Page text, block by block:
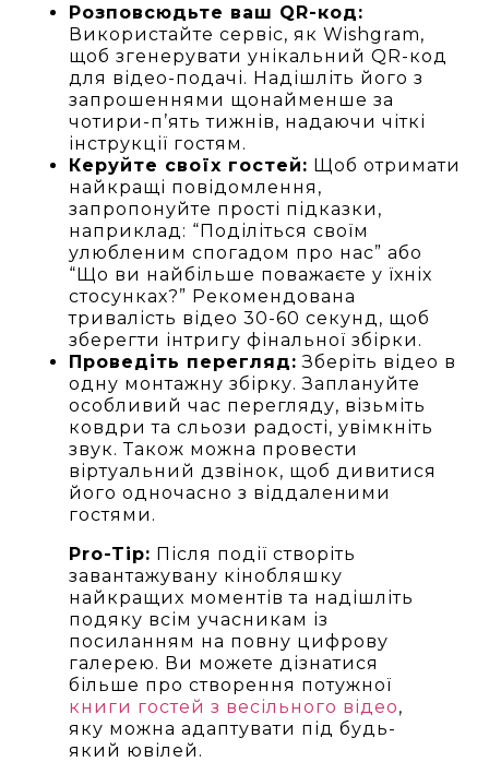
Розповсюдьте ваш QR-код:
Використайте сервіс, як Wishgram,
щоб згенерувати унікальний QR-код
для відео-подачі. Надішліть його з
запрошеннями щонайменше за
чотири-п’ять тижнів, надаючи чіткі
інструкції гостям.
Керуйте своїх гостей: Щоб отримати
найкращі повідомлення,
запропонуйте прості підказки,
наприклад: “Поділіться своїм
улюбленим спогадом про нас” або
“Що ви найбільше поважаєте у їхніх
стосунках?” Рекомендована
тривалість відео 30-60 секунд, щоб
зберегти інтригу фінальної збірки.
Проведіть перегляд: Зберіть відео в
одну монтажну збірку. Заплануйте
особливий час перегляду, візьміть
ковдри та сльози радості, увімкніть
звук. Також можна провести
віртуальний дзвінок, щоб дивитися
його одночасно з віддаленими
гостями.
Pro-Tip: Після події створіть
завантажувану кінобляшку
найкращих моментів та надішліть
подяку всім учасникам із
посиланням на повну цифрову
галерею. Ви можете дізнатися
більше про створення потужної
книги гостей з весільного відео,
яку можна адаптувати під будь-
який ювілей.